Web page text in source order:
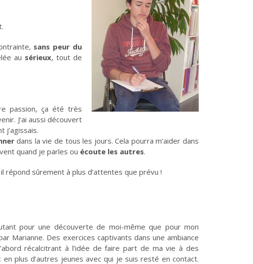
sans peur du
au sérieux, tout de
passion, ça été très
J’ai aussi découvert
j’agissais.
dans la vie de tous les jours. Cela pourra m’aider dans
quand je parles ou écoute les autres.
répond sûrement à plus d’attentes que prévu !
pour une découverte de moi-même que pour mon
Marianne. Des exercices captivants dans une ambiance
récalcitrant à l’idée de faire part de ma vie à des
plus d’autres jeunes avec qui je suis resté en contact.